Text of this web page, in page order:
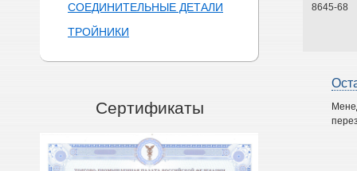
СОЕДИНИТЕЛЬНЫЕ ДЕТАЛИ
ТРОЙНИКИ
Сертификаты
8645-68